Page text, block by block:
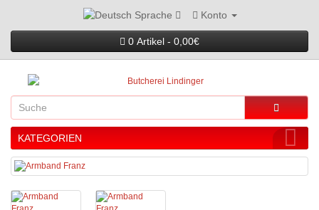
Sprache Konto
0 Artikel - 0,00€
KATEGORIEN